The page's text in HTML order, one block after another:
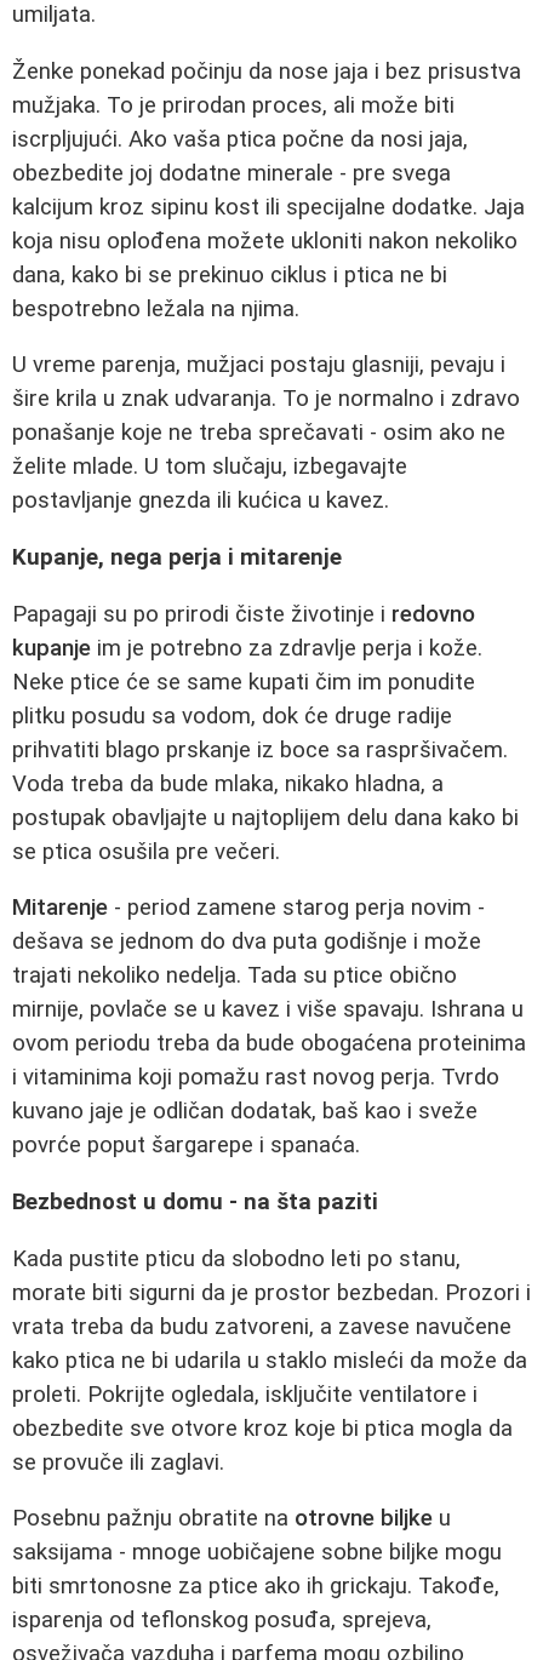
umiljata.
Ženke ponekad počinju da nose jaja i bez prisustva
mužjaka. To je prirodan proces, ali može biti
iscrpljujući. Ako vaša ptica počne da nosi jaja,
obezbedite joj dodatne minerale - pre svega
kalcijum kroz sipinu kost ili specijalne dodatke. Jaja
koja nisu oplođena možete ukloniti nakon nekoliko
dana, kako bi se prekinuo ciklus i ptica ne bi
bespotrebno ležala na njima.
U vreme parenja, mužjaci postaju glasniji, pevaju i
šire krila u znak udvaranja. To je normalno i zdravo
ponašanje koje ne treba sprečavati - osim ako ne
želite mlade. U tom slučaju, izbegavajte
postavljanje gnezda ili kućica u kavez.
Kupanje, nega perja i mitarenje
Papagaji su po prirodi čiste životinje i redovno
kupanje im je potrebno za zdravlje perja i kože.
Neke ptice će se same kupati čim im ponudite
plitku posudu sa vodom, dok će druge radije
prihvatiti blago prskanje iz boce sa raspršivačem.
Voda treba da bude mlaka, nikako hladna, a
postupak obavljajte u najtoplijem delu dana kako bi
se ptica osušila pre večeri.
Mitarenje - period zamene starog perja novim -
dešava se jednom do dva puta godišnje i može
trajati nekoliko nedelja. Tada su ptice obično
mirnije, povlače se u kavez i više spavaju. Ishrana u
ovom periodu treba da bude obogaćena proteinima
i vitaminima koji pomažu rast novog perja. Tvrdo
kuvano jaje je odličan dodatak, baš kao i sveže
povrće poput šargarepe i spanaća.
Bezbednost u domu - na šta paziti
Kada pustite pticu da slobodno leti po stanu,
morate biti sigurni da je prostor bezbedan. Prozori i
vrata treba da budu zatvoreni, a zavese navučene
kako ptica ne bi udarila u staklo misleći da može da
proleti. Pokrijte ogledala, isključite ventilatore i
obezbedite sve otvore kroz koje bi ptica mogla da
se provuče ili zaglavi.
Posebnu pažnju obratite na otrovne biljke u
saksijama - mnoge uobičajene sobne biljke mogu
biti smrtonosne za ptice ako ih grickaju. Takođe,
isparenja od teflonskog posuđa, sprejeva,
osveživača vazduha i parfema mogu ozbiljno